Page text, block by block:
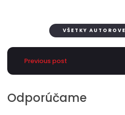
VŠETKY
Previous post
Odporúčame